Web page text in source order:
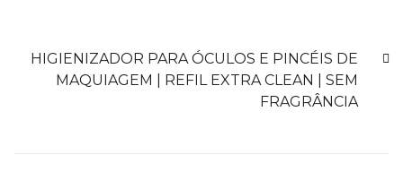
HIGIENIZADOR PARA ÓCULOS E PINCÉIS DE
MAQUIAGEM | REFIL EXTRA CLEAN | SEM
FRAGRÂNCIA